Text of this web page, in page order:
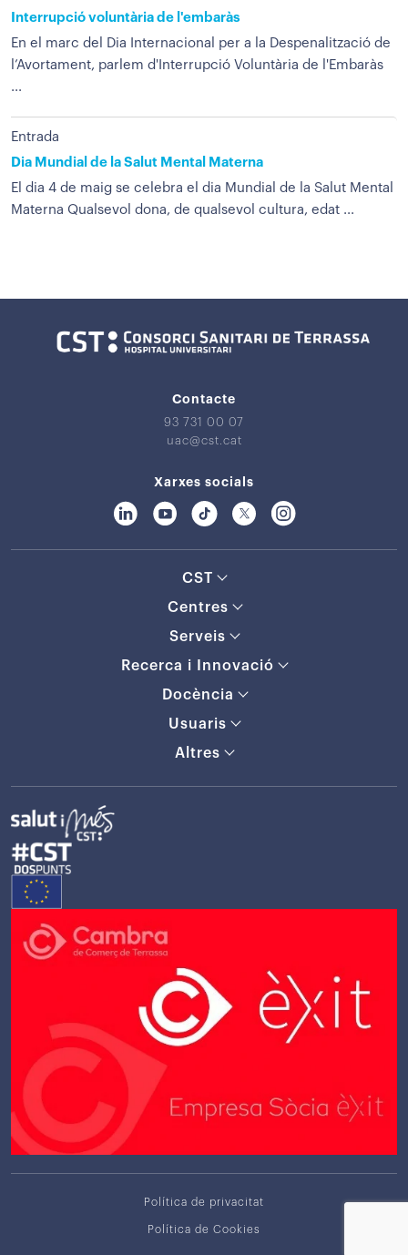
Interrupció voluntària de l'embaràs
En el marc del Dia Internacional per a la Despenalització de
l’Avortament, parlem d'Interrupció Voluntària de l'Embaràs
...
Entrada
Dia Mundial de la Salut Mental Materna
El dia 4 de maig se celebra el dia Mundial de la Salut Mental
Materna Qualsevol dona, de qualsevol cultura, edat ...
Contacte
93 731 00 07
uac@cst.cat
Xarxes socials
CST
Centres
Serveis
Recerca i Innovació
Docència
Usuaris
Altres
Política de privacitat
Política de Cookies